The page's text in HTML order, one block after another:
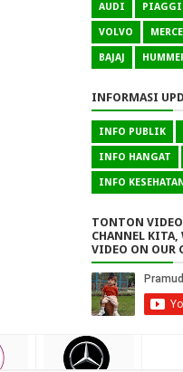
AUDI
VOLVO
BAJAJ
INFORMASI
INFO PUBLIK
INFO HANGAT
INFO KESEHATAN
TONTON
CHANNEL KITA,
VIDEO ON OUR